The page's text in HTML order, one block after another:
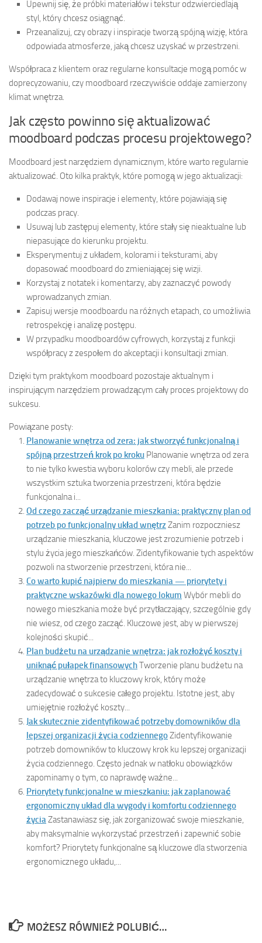
Upewnij się, że próbki materiałów i tekstur odzwierciedlają
styl, który chcesz osiągnąć.
Przeanalizuj, czy obrazy i inspiracje tworzą spójną wizję, która
odpowiada atmosferze, jaką chcesz uzyskać w przestrzeni.
Współpraca z klientem oraz regularne konsultacje mogą pomóc w
doprecyzowaniu, czy moodboard rzeczywiście oddaje zamierzony
klimat wnętrza.
Jak często powinno się aktualizować
moodboard podczas procesu projektowego?
Moodboard jest narzędziem dynamicznym, które warto regularnie
aktualizować. Oto kilka praktyk, które pomogą w jego aktualizacji:
Dodawaj nowe inspiracje i elementy, które pojawiają się
podczas pracy.
Usuwaj lub zastępuj elementy, które stały się nieaktualne lub
niepasujące do kierunku projektu.
Eksperymentuj z układem, kolorami i teksturami, aby
dopasować moodboard do zmieniającej się wizji.
Korzystaj z notatek i komentarzy, aby zaznaczyć powody
wprowadzanych zmian.
Zapisuj wersje moodboardu na różnych etapach, co umożliwia
retrospekcję i analizę postępu.
W przypadku moodboardów cyfrowych, korzystaj z funkcji
współpracy z zespołem do akceptacji i konsultacji zmian.
Dzięki tym praktykom moodboard pozostaje aktualnym i
inspirującym narzędziem prowadzącym cały proces projektowy do
sukcesu.
Powiązane posty:
Planowanie wnętrza od zera: jak stworzyć funkcjonalną i
spójną przestrzeń krok po kroku Planowanie wnętrza od zera
to nie tylko kwestia wyboru kolorów czy mebli, ale przede
wszystkim sztuka tworzenia przestrzeni, która będzie
funkcjonalna i...
Od czego zacząć urządzanie mieszkania: praktyczny plan od
potrzeb po funkcjonalny układ wnętrzZanim rozpoczniesz
urządzanie mieszkania, kluczowe jest zrozumienie potrzeb i
stylu życia jego mieszkańców. Zidentyfikowanie tych aspektów
pozwoli na stworzenie przestrzeni, która nie...
Co warto kupić najpierw do mieszkania — priorytety i
praktyczne wskazówki dla nowego lokum Wybór mebli do
nowego mieszkania może być przytłaczający, szczególnie gdy
nie wiesz, od czego zacząć. Kluczowe jest, aby w pierwszej
kolejności skupić...
Plan budżetu na urządzanie wnętrza: jak rozłożyć koszty i
uniknąć pułapek finansowychTworzenie planu budżetu na
urządzanie wnętrza to kluczowy krok, który może
zadecydować o sukcesie całego projektu. Istotne jest, aby
umiejętnie rozłożyć koszty...
Jak skutecznie zidentyfikować potrzeby domowników dla
lepszej organizacji życia codziennegoZidentyfikowanie
potrzeb domowników to kluczowy krok ku lepszej organizacji
życia codziennego. Często jednak w natłoku obowiązków
zapominamy o tym, co naprawdę ważne...
Priorytety funkcjonalne w mieszkaniu: jak zaplanować
ergonomiczny układ dla wygody i komfortu codziennego
życiaZastanawiasz się, jak zorganizować swoje mieszkanie,
aby maksymalnie wykorzystać przestrzeń i zapewnić sobie
komfort? Priorytety funkcjonalne są kluczowe dla stworzenia
ergonomicznego układu,...
MOŻESZ RÓWNIEŻ POLUBIĆ…